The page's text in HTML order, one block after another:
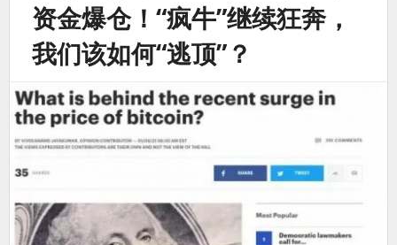
资金爆仓！“疯牛”继续狂奔，
我们该如何“逃顶”？